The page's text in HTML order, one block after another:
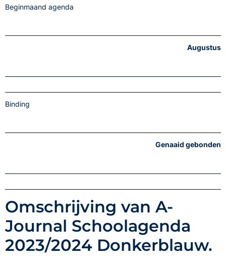
Beginmaand agenda
Augustus
Binding
Genaaid gebonden
Omschrijving van A-
Journal Schoolagenda
2023/2024 Donkerblauw.